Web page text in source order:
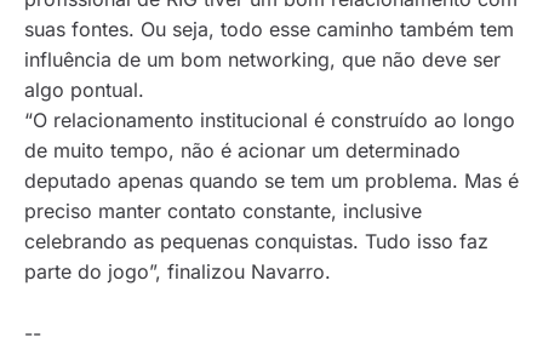
suas fontes. Ou seja, todo esse caminho também tem
influência de um bom networking, que não deve ser
algo pontual.
“O relacionamento institucional é construído ao longo
de muito tempo, não é acionar um determinado
deputado apenas quando se tem um problema. Mas é
preciso manter contato constante, inclusive
celebrando as pequenas conquistas. Tudo isso faz
parte do jogo”, finalizou Navarro.
--